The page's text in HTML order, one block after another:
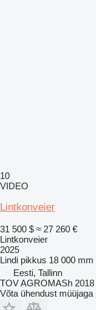
10
VIDEO
Lintkonveier
31 500 $ ≈ 27 260 €
Lintkonveier
2025
Lindi pikkus 18 000 mm
Eesti, Tallinn
TOV AGROMASh 2018
Võta ühendust müüjaga